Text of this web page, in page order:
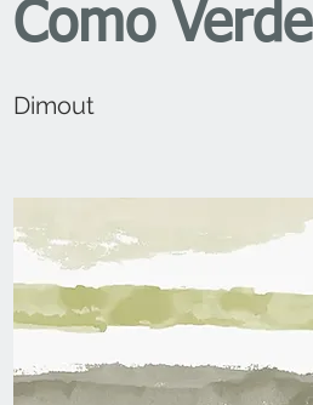
Como Verde
Dimout